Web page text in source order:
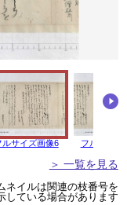
ルサイズ画像6 フルサイズ
＞ 一覧を見る
ネイルは関連の枝番号を
している場合があります